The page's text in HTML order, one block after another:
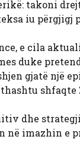
takoni
iu përgjigj
e cila
duke
gjatë një
shfaqte
dhe
në imazhin e